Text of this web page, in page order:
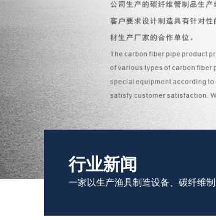
行业新闻
一家以生产渔具制造设备、碳纤维